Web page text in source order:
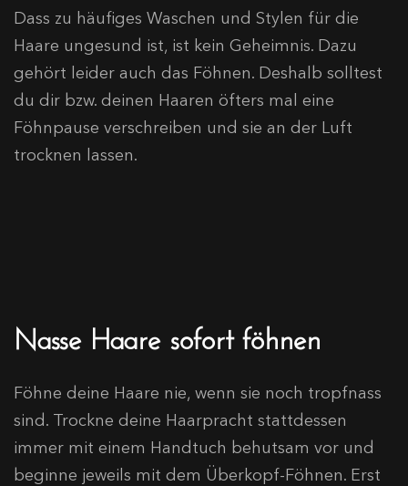
Dass zu häufiges Waschen und Stylen für die
Haare ungesund ist, ist kein Geheimnis. Dazu
gehört leider auch das Föhnen. Deshalb solltest
du dir bzw. deinen Haaren öfters mal eine
Föhnpause verschreiben und sie an der Luft
trocknen lassen.
Nasse Haare sofort föhnen
Föhne deine Haare nie, wenn sie noch tropfnass
sind. Trockne deine Haarpracht stattdessen
immer mit einem Handtuch behutsam vor und
beginne jeweils mit dem Überkopf-Föhnen. Erst